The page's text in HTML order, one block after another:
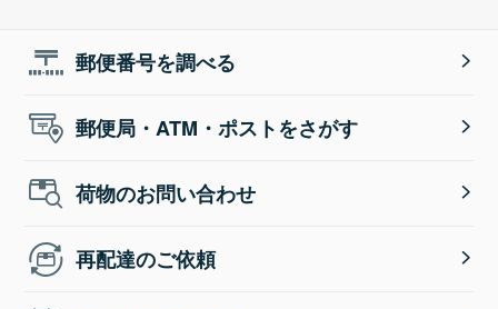
郵便番号を調べる
郵便局・ATM・ポストをさがす
荷物のお問い合わせ
再配達のご依頼